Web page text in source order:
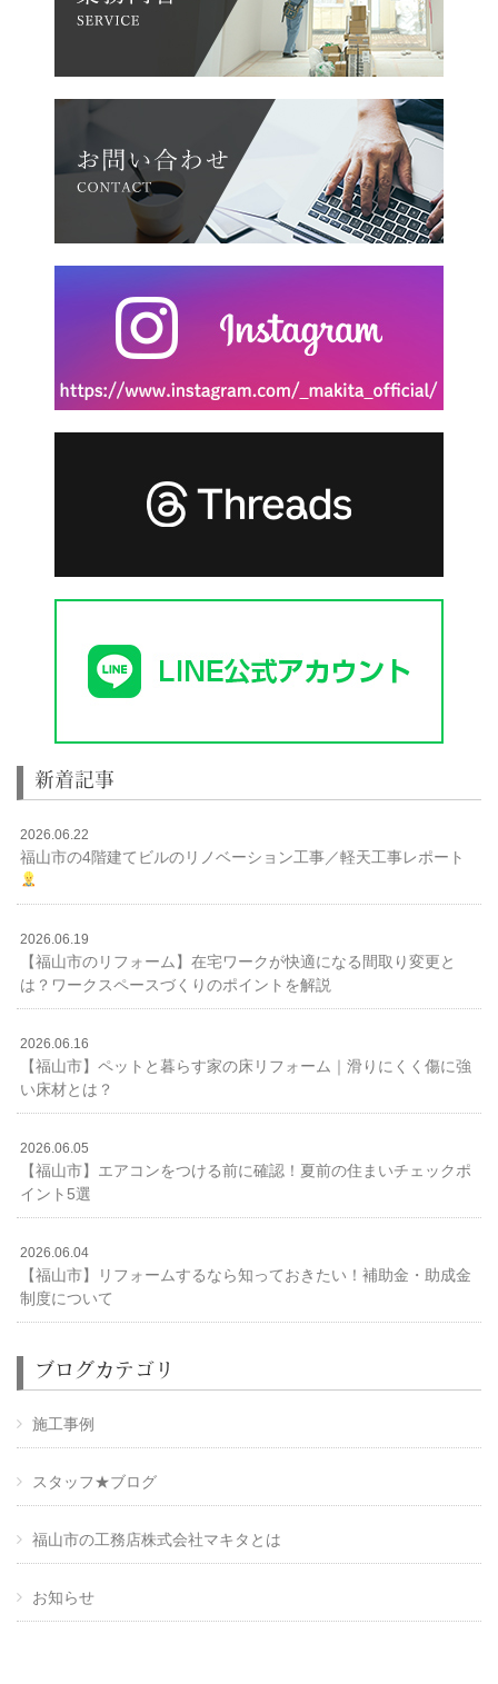
新着記事
2026.06.22
福山市の4階建てビルのリノベーション工事／軽天工事レポート
2026.06.19
【福山市のリフォーム】在宅ワークが快適になる間取り変更と
は？ワークスペースづくりのポイントを解説
2026.06.16
【福山市】ペットと暮らす家の床リフォーム｜滑りにくく傷に強
い床材とは？
2026.06.05
【福山市】エアコンをつける前に確認！夏前の住まいチェックポ
イント5選
2026.06.04
【福山市】リフォームするなら知っておきたい！補助金・助成金
制度について
ブログカテゴリ
施工事例
スタッフ★ブログ
福山市の工務店株式会社マキタとは
お知らせ